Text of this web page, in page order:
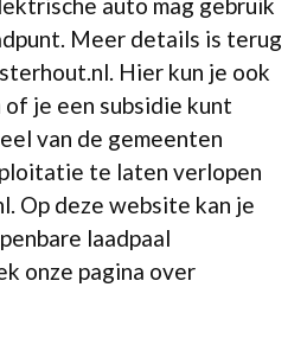
Meer details is terug
Hier kun je ook
je een subsidie kunt
van de gemeenten
te laten verlopen
Op deze website kan je
laadpaal
onze pagina over